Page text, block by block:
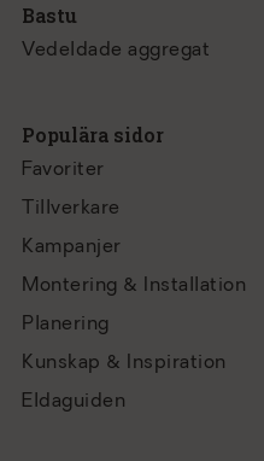
Bastu
Vedeldade aggregat
Populära sidor
Favoriter
Tillverkare
Kampanjer
Montering & Installation
Planering
Kunskap & Inspiration
Eldaguiden